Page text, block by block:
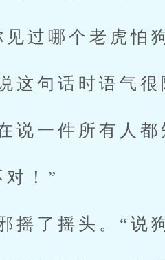
过哪个老虎怕
句话时语气很
一件所有人都
！”
了摇头。“说